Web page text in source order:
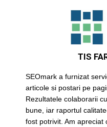
TIS
SEOmark a furnizat
articole si postari pe
Rezultatele colaborarii
bune, iar raportul
fost potrivit. Am apreciat